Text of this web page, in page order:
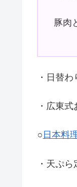
豚肉
・日替
・広東
○ 日本料
・天ぷ